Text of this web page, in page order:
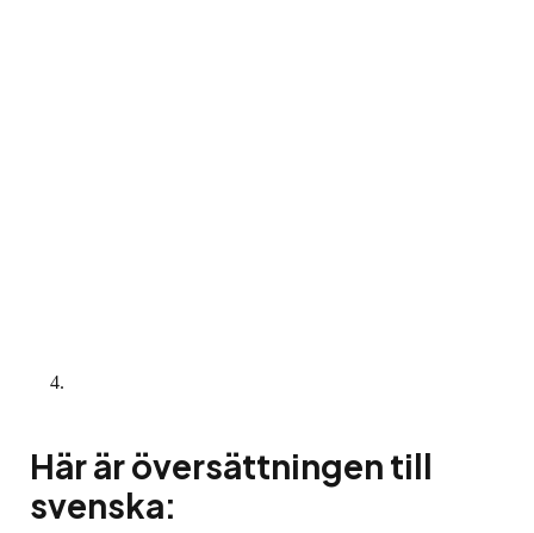
Här är översättningen till
svenska: